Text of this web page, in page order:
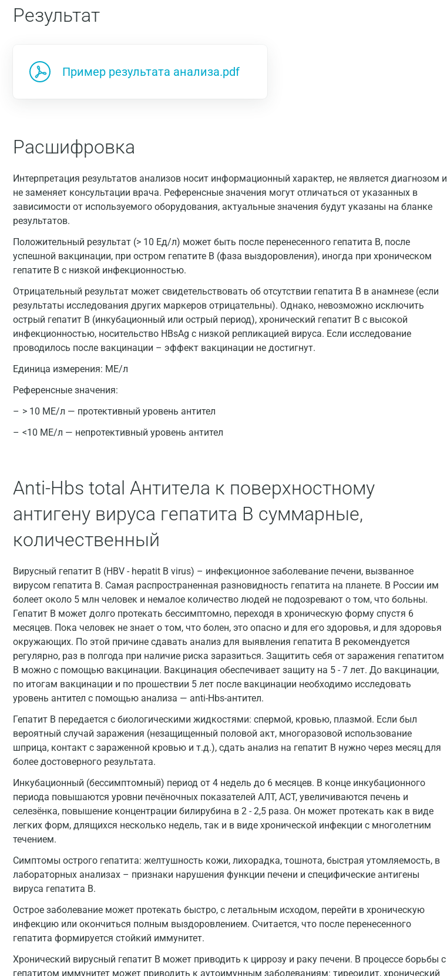
Результат
Пример результата анализа.pdf
Расшифровка
Интерпретация результатов анализов носит информационный характер, не является диагнозом и
не заменяет консультации врача. Референсные значения могут отличаться от указанных в
зависимости от используемого оборудования, актуальные значения будут указаны на бланке
результатов.
Положительный результат (> 10 Ед/л) может быть после перенесенного гепатита В, после
успешной вакцинации, при остром гепатите В (фаза выздоровления), иногда при хроническом
гепатите В с низкой инфекционностью.
Отрицательный результат может свидетельствовать об отсутствии гепатита В в анамнезе (если
результаты исследования других маркеров отрицательны). Однако, невозможно исключить
острый гепатит В (инкубационный или острый период), хронический гепатит В с высокой
инфекционностью, носительство HBsAg с низкой репликацией вируса. Если исследование
проводилось после вакцинации – эффект вакцинации не достигнут.
Единица измерения: МЕ/л
Референсные значения:
> 10 МЕ/л — протективный уровень антител
<10 МЕ/л — непротективный уровень антител
Anti-Hbs total Антитела к поверхностному
антигену вируса гепатита В суммарные,
количественный
Вирусный гепатит В (HBV - hepatit B virus) – инфекционное заболевание печени, вызванное
вирусом гепатита В. Самая распространенная разновидность гепатита на планете. В России им
болеет около 5 млн человек и немалое количество людей не подозревают о том, что больны.
Гепатит В может долго протекать бессимптомно, переходя в хроническую форму спустя 6
месяцев. Пока человек не знает о том, что болен, это опасно и для его здоровья, и для здоровья
окружающих. По этой причине сдавать анализ для выявления гепатита B рекомендуется
регулярно, раз в полгода при наличие риска заразиться. Защитить себя от заражения гепатитом
В можно с помощью вакцинации. Вакцинация обеспечивает защиту на 5 - 7 лет. До вакцинации,
по итогам вакцинации и по прошествии 5 лет после вакцинации необходимо исследовать
уровень антител с помощью анализа — anti-Hbs-антител.
Гепатит В передается с биологическими жидкостями: спермой, кровью, плазмой. Если был
вероятный случай заражения (незащищенный половой акт, многоразовой использование
шприца, контакт с зараженной кровью и т.д.), сдать анализ на гепатит B нужно через месяц для
более достоверного результата.
Инкубационный (бессимптомный) период от 4 недель до 6 месяцев. В конце инкубационного
периода повышаются уровни печёночных показателей АЛТ, АСТ, увеличиваются печень и
селезёнка, повышение концентрации билирубина в 2 - 2,5 раза. Он может протекать как в виде
легких форм, длящихся несколько недель, так и в виде хронической инфекции с многолетним
течением.
Симптомы острого гепатита: желтушность кожи, лихорадка, тошнота, быстрая утомляемость, в
лабораторных анализах – признаки нарушения функции печени и специфические антигены
вируса гепатита В.
Острое заболевание может протекать быстро, с летальным исходом, перейти в хроническую
инфекцию или окончиться полным выздоровлением. Считается, что после перенесенного
гепатита формируется стойкий иммунитет.
Хронический вирусный гепатит В может приводить к циррозу и раку печени. В процессе борьбы с
гепатитом иммунитет может приводить к аутоимунным заболеваниям: тиреоидит, хронический
Нижний Новгород
Альметьевск
Апрелевка
Астрахань
Балашиха
Барнаул
Волжский
Вологда
Гатчина
Геленджик
Голубое
Дзержинск
Дзержинский
Долгопрудный
Домодедово
Жуковский
Звенигород
Зеленоград
Иваново
Ивантеевка
Истра
Калининград